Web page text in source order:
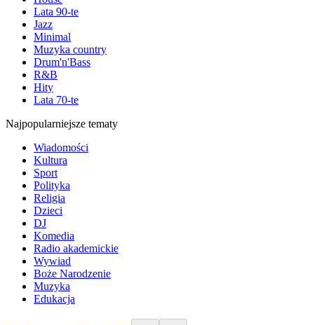
Lata 90-te
Jazz
Minimal
Muzyka country
Drum'n'Bass
R&B
Hity
Lata 70-te
Najpopularniejsze tematy
Wiadomości
Kultura
Sport
Polityka
Religia
Dzieci
DJ
Komedia
Radio akademickie
Wywiad
Boże Narodzenie
Muzyka
Edukacja